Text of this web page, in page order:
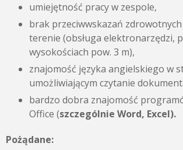
umiejętność pracy w zespole,
brak przeciwwskazań
terenie (obsługa elektronarzędzi,
wysokościach pow. 3 m),
znajomość języka angielskiego w
umożliwiającym czytanie
bardzo dobra znajomość
Office (szczególnie Word, Excel).
Pożądane: